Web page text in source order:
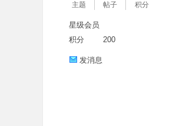
主题
帖子
积分
星级会员
积分
200
发消息